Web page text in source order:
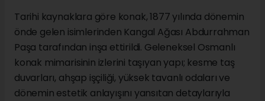
Tarihi kaynaklara göre konak, 1877 yılında dönemin
önde gelen isimlerinden Kangal Ağası Abdurrahman
Paşa tarafından inşa ettirildi. Geleneksel Osmanlı
konak mimarisinin izlerini taşıyan yapı; kesme taş
duvarları, ahşap işçiliği, yüksek tavanlı odaları ve
dönemin estetik anlayışını yansıtan detaylarıyla